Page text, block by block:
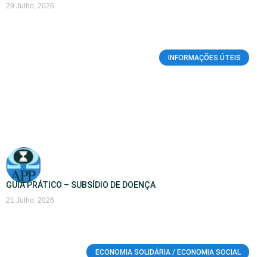
29 Julho, 2026
INFORMAÇÕES ÚTEIS
GUIA PRÁTICO – SUBSÍDIO DE DOENÇA
21 Julho, 2026
ECONOMIA SOLIDÁRIA / ECONOMIA SOCIAL